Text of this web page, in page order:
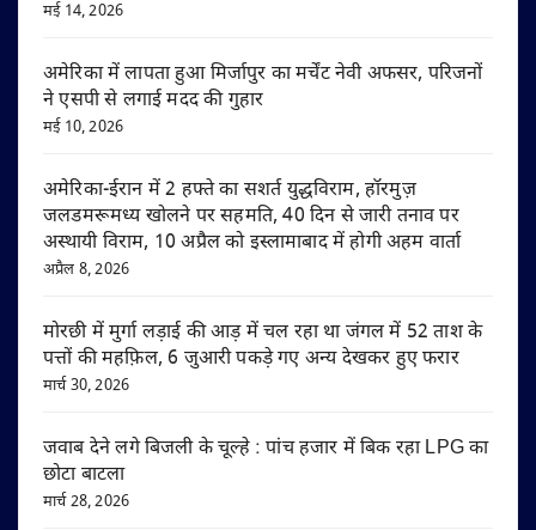
मई 14, 2026
अमेरिका में लापता हुआ मिर्जापुर का मर्चेंट नेवी अफसर, परिजनों
ने एसपी से लगाई मदद की गुहार
मई 10, 2026
अमेरिका-ईरान में 2 हफ्ते का सशर्त युद्धविराम, हॉरमुज़
जलडमरूमध्य खोलने पर सहमति, 40 दिन से जारी तनाव पर
अस्थायी विराम, 10 अप्रैल को इस्लामाबाद में होगी अहम वार्ता
अप्रैल 8, 2026
मोरछी में मुर्गा लड़ाई की आड़ में चल रहा था जंगल में 52 ताश के
पत्तों की महफ़िल, 6 जुआरी पकड़े गए अन्य देखकर हुए फरार
मार्च 30, 2026
जवाब देने लगे बिजली के चूल्हे : पांच हजार में बिक रहा LPG का
छोटा बाटला
मार्च 28, 2026